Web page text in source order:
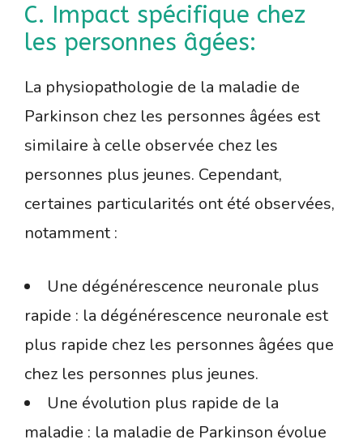
C. Impact spécifique chez
les personnes âgées:
La physiopathologie de la maladie de
Parkinson chez les personnes âgées est
similaire à celle observée chez les
personnes plus jeunes. Cependant,
certaines particularités ont été observées,
notamment :
Une dégénérescence neuronale plus
rapide : la dégénérescence neuronale est
plus rapide chez les personnes âgées que
chez les personnes plus jeunes.
Une évolution plus rapide de la
maladie : la maladie de Parkinson évolue